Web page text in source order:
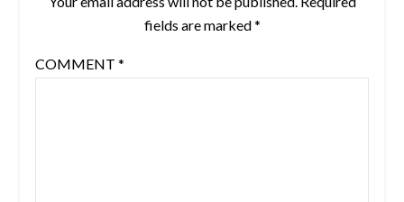
fields are marked*
COMMENT *